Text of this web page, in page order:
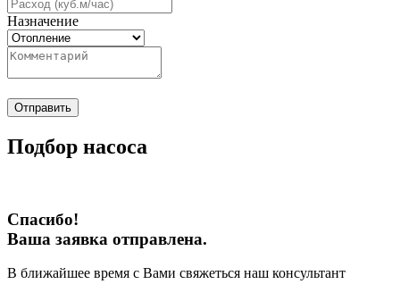
Назначение
Отправить
Подбор насоса
Спасибо!
Ваша заявка отправлена.
В ближайшее время с Вами свяжеться наш консультант